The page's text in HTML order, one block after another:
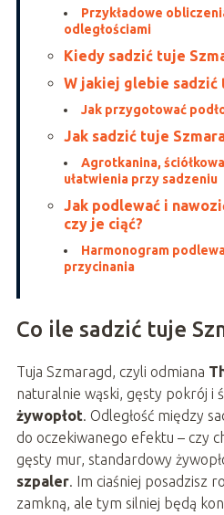
Przykładowe
odległościami
Kiedy sadzić tuje
W jakiej glebie sadzić
Jak przygotować
Jak sadzić tuje
Agrotkanina,
ułatwienia przy sadzeniu
Jak podlewać i
czy je ciąć?
Harmonogram
przycinania
Co ile sadzić tuje
Tuja Szmaragd, czyli odmiana
naturalnie wąski, gęsty pokrój i
żywopłot . Odległość między
do oczekiwanego efektu – czy
gęsty mur, standardowy
szpaler. Im ciaśniej posadzisz
zamkną, ale tym silniej będą